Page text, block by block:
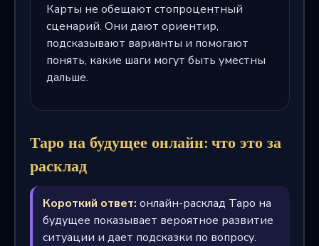
Карты не обещают стопроцентный
сценарий. Они дают ориентир,
подсказывают варианты и помогают
понять, какие шаги могут быть уместны
дальше.
Таро на будущее онлайн: что это за
расклад
Короткий ответ: онлайн-расклад Таро на
будущее показывает вероятное развитие
ситуации и дает подсказки по вопросу.